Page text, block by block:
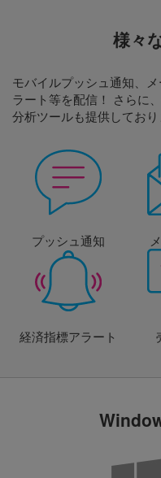
様々
モバイルプッシュ通知、
ラート等を配信！ さらに
分析ツールも提供しており
プッシュ通知
経済指標アラート